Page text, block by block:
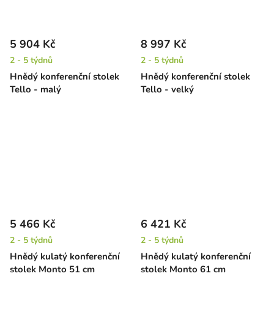
Hnědý konferenční stolek
Tello - malý
5 904 Kč
2 - 5 týdnů
Hnědý konferenční stolek
Tello - velký
8 997 Kč
2 - 5 týdnů
Hnědý kulatý konferenční
stolek Monto 51 cm
5 466 Kč
2 - 5 týdnů
Hnědý kulatý konferenční
stolek Monto 61 cm
6 421 Kč
2 - 5 týdnů